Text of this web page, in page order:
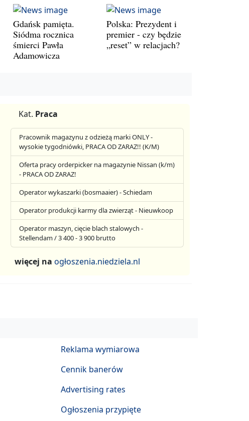
Gdańsk pamięta.
Siódma rocznica
śmierci Pawła
Adamowicza
Polska: Prezydent i
premier - czy będzie
„reset” w relacjach?
Kat. Praca
Pracownik magazynu z odzieżą marki ONLY -
wysokie tygodniówki, PRACA OD ZARAZ!! (K/M)
Oferta pracy orderpicker na magazynie Nissan (k/m)
- PRACA OD ZARAZ!
Operator wykaszarki (bosmaaier) - Schiedam
Operator produkcji karmy dla zwierząt - Nieuwkoop
Operator maszyn, cięcie blach stalowych -
Stellendam / 3 400 - 3 900 brutto
więcej na ogłoszenia.niedziela.nl
Reklama wymiarowa
Cennik banerów
Advertising rates
Ogłoszenia przypięte